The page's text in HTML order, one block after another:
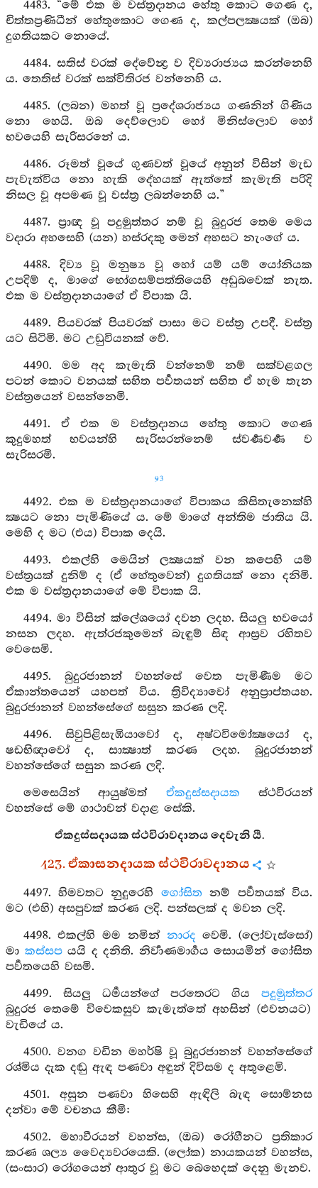
4483. “මේ එක ම වස්ත්‍රදානය හේතු කොට ගෙණ ද,
චිත්තප්‍රණිධීන් හේතුකොට ගෙණ ද, කල්පලක්‍ෂයක් (ඔබ)
දුගතියකට නොයේ.
4484. සතිස් වරක් දේවේන්‍ද්‍ර ව දිව්‍යරාජ්‍යය කරන්නෙහි
ය. තෙතිස් වරක් සක්විතිරජ වන්නෙහි ය.
4485. (ලබන) මහත් වූ ප්‍රදේශරාජ්‍යය ගණනින් ගිණිය
නො හෙයි. ඔබ දෙව්ලොව හෝ මිනිස්ලොව හෝ
භවයෙහි සැරිසරනේ ය.
4486. රූමත් වූයේ ගුණවත් වූයේ අනුන් විසින් මැඩ
පැවැත්විය නො හැකි දේහයක් ඇත්තේ කැමැති පරිදි
නිසල වූ අපමණ වූ වස්ත්‍ර ලබන්නෙහි ය.”
4487. ප්‍රාඥ වූ පදුමුත්තර නම් වූ බුදුරජ තෙම මෙය
වදාරා අහසෙහි (යන) හස්රදකු මෙන් අහසට නැංගේ ය.
4488. දිව්‍ය වූ මනුෂ්‍ය වූ හෝ යම් යම් යෝනියක
උපදිම් ද, මාගේ භෝගසම්පත්තියෙහි අඩුබවෙක් නැත.
එක ම වස්ත්‍රදානයාගේ ඒ විපාක යි.
4489. පියවරක් පියවරක් පාසා මට වස්ත්‍ර උපදී. වස්ත්‍ර
යට සිටිමි. මට උඩුවියනක් වේ.
4490. මම අද කැමැති වන්නෙම් නම් සක්වළගල
පටන් කොට වනයක් සහිත පර්‍වතයන් සහිත ඒ හැම තැන
වස්ත්‍රයෙන් වසන්නෙමි.
4491. ඒ එක ම වස්ත්‍රදානය හේතු කොට ගෙණ
කුදුමහත් භවයන්හි සැරිසරන්නෙම් ස්වර්‍ණවර්‍ණ ව
සැරිසරමි.
93
4492. එක ම වස්ත්‍රදානයාගේ විපාකය කිසිතැනෙක්හි
ක්‍ෂයට නො පැමිණියේ ය. මේ මාගේ අන්තිම ජාතිය යි.
මෙහි ද මට (එය) විපාක දෙයි.
4493. එකල්හි මෙයින් ලක්‍ෂයක් වන කපෙහි යම්
වස්ත්‍රයක් දුනිම් ද (ඒ හේතුවෙන්) දුගතියක් නො දනිමි.
එක ම වස්ත්‍රදානයාගේ මේ විපාක යි.
4494. මා විසින් ක්ලේශයෝ දවන ලදහ. සියලු භවයෝ
නසන ලදහ. ඇත්රජකුමෙන් බැඳුම් සිඳ ආස්‍රව රහිතව
වෙසෙමි.
4495. බුදුරජානන් වහන්සේ වෙත පැමිණීම මට
ඒකාන්තයෙන් යහපත් විය. ත්‍රිවිද්‍යාවෝ අනුප්‍රාප්තයහ.
බුදුරජානන් වහන්සේගේ සසුන කරණ ලදි.
4496. සිවුපිළිසැඹියාවෝ ද, අෂ්ටවිමෝක්‍ෂයෝ ද,
ෂඩභිඥාවෝ ද, සාක්‍ෂාත් කරණ ලදහ. බුදුරජානන්
වහන්සේගේ සසුන කරණ ලදි.
මෙසෙයින් ආයුෂ්මත් ඒකදුස්සදායක ස්ථවිරයන්
වහන්සේ මේ ගාථාවන් වදාළ සේකි.
ඒකදුස්සදායක ස්ථවිරාවදානය දෙවැනි යී.
423. ඒකාසනදායක ස්ථවිරාවදානය
4497. හිමවතට නුදුරෙහි ගෝසිත නම් පර්‍වතයක් විය.
මට (එහි) අසපුවක් කරණ ලදි. පන්සලක් ද මවන ලදි.
4498. එකල්හි මම නමින් නාරද වෙමි. (ලෝවැස්සෝ)
මා කස්සපයයි ද දනිති. නිර්‍වාණමාර්‍ගය සොයමින් ගෝසිත
පර්‍වතයෙහි වසමි.
4499. සියලු ධර්‍මයන්ගේ පරතෙරට ගිය පදුමුත්තර
බුදුරජ තෙමේ විවෙකසුව කැමැත්තේ අහසින් (එවනයට)
වැඩියේ ය.
4500. වනග වඩින මහර්ෂි වූ බුදුරජානන් වහන්සේගේ
රශ්මිය දැක දඬු ඇඳ පණවා අඳුන් දිවිසම ද අතුළෙමි.
4501. අසුන පණවා හිසෙහි ඇඳිලි බැඳ සොම්නස
දන්වා මේ වචනය කීමි:
4502. මහාවීරයන් වහන්ස, (ඔබ) රෝගීනට ප්‍රතිකාර
කරණ ශල්‍ය වෛද්‍යවරයෙකි. (ලෝක) නායකයන් වහන්ස,
(සංසාර) රෝගයෙන් ආතුර වූ මට බෙහෙදක් දෙනු මැනව.